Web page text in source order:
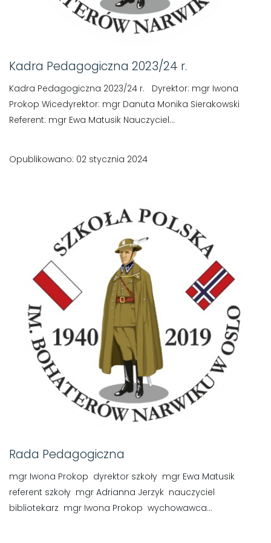
Kadra Pedagogiczna 2023/24 r.
Kadra Pedagogiczna 2023/24 r. Dyrektor: mgr Iwona
Prokop Wicedyrektor: mgr Danuta Monika Sierakowski
Referent: mgr Ewa Matusik Nauczyciel...
Opublikowano: 02 stycznia 2024
Rada Pedagogiczna
mgr Iwona Prokop dyrektor szkoły mgr Ewa Matusik
referent szkoły mgr Adrianna Jerzyk nauczyciel
bibliotekarz mgr Iwona Prokop wychowawca...